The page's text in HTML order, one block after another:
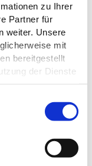
zu Ihrer
Partner für
weiter. Unsere
mit
bereitgestellt
der Dienste
Klarinetten Trio Schmuck